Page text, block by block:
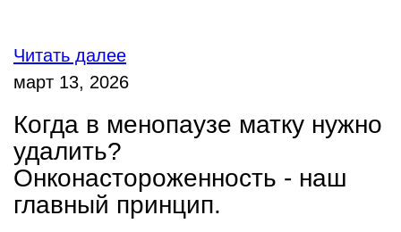
Читать далее
март 13, 2026
Когда в менопаузе матку нужно
удалить?
Онконастороженность - наш
главный принцип.